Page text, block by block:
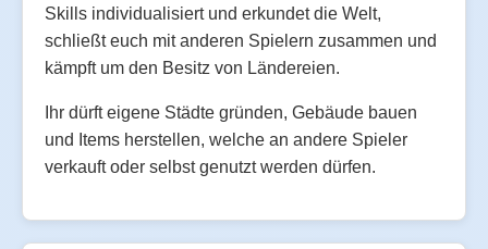
Skills individualisiert und erkundet die Welt,
schließt euch mit anderen Spielern zusammen und
kämpft um den Besitz von Ländereien.
Ihr dürft eigene Städte gründen, Gebäude bauen
und Items herstellen, welche an andere Spieler
verkauft oder selbst genutzt werden dürfen.